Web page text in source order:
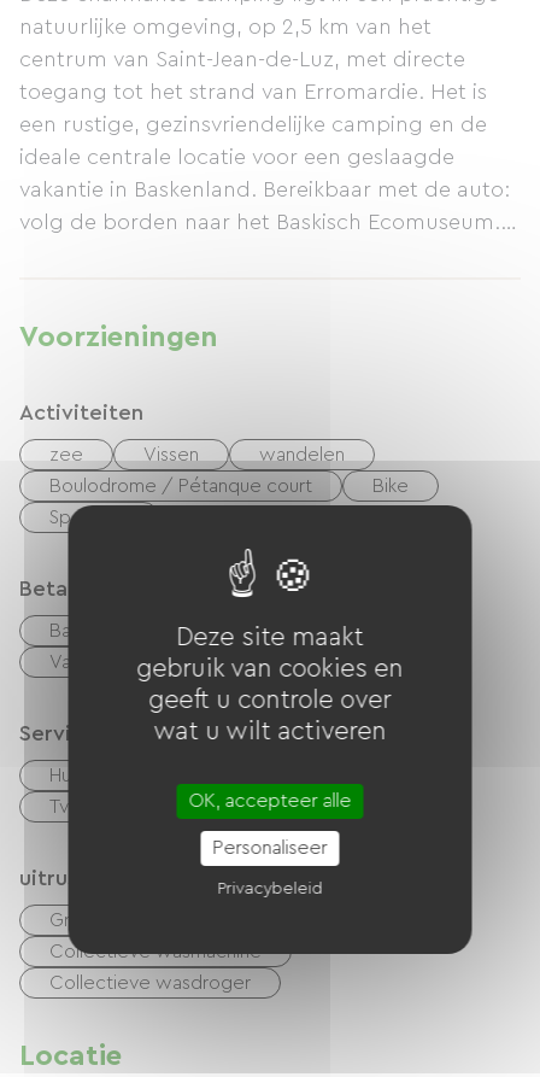
natuurlijke omgeving, op 2,5 km van het
centrum van Saint-Jean-de-Luz, met directe
toegang tot het strand van Erromardie. Het is
een rustige, gezinsvriendelijke camping en de
ideale centrale locatie voor een geslaagde
vakantie in Baskenland. Bereikbaar met de auto:
volg de borden naar het Baskisch Ecomuseum.
Voorzieningen
Activiteiten
zee Vissen
wandelen
Boulodrome / Pétanque court
Bike
Speeltuin
Betaalmethoden
Bankkaart checks
Geld
Vakantiebonnen (ANCV)
overdracht
Services
Huisdieren toegelaten
Tv kamer
Parkeerplaats voor campers
uitrusting
Gratis Wifi
Collectieve wasmachine
Collectieve wasdroger
Locatie
Deze site maakt
gebruik van cookies en
geeft u controle over
wat u wilt activeren
OK, accepteer alle
Personaliseer
Privacybeleid